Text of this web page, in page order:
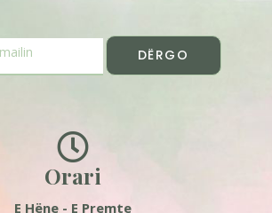
DËRGO
Orari
E Hëne - E Premte